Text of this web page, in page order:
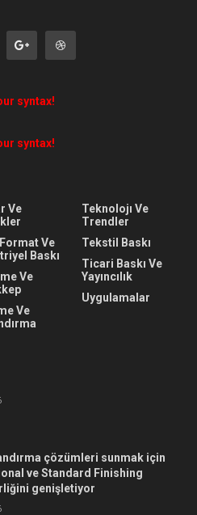
syntax!
syntax!
Ve
Ve
Baskı
Ve
Ve
Teknolojı Ve
Trendler
Tekstil Baskı
Ticari Baskı Ve
Yayıncılık
Uygulamalar
çözümleri sunmak için
ve Standard Finishing
genişletiyor